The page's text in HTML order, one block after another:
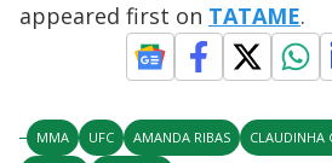
appeared first on TATAME.
MMA UFC AMANDA RIBAS CLAUDINHA